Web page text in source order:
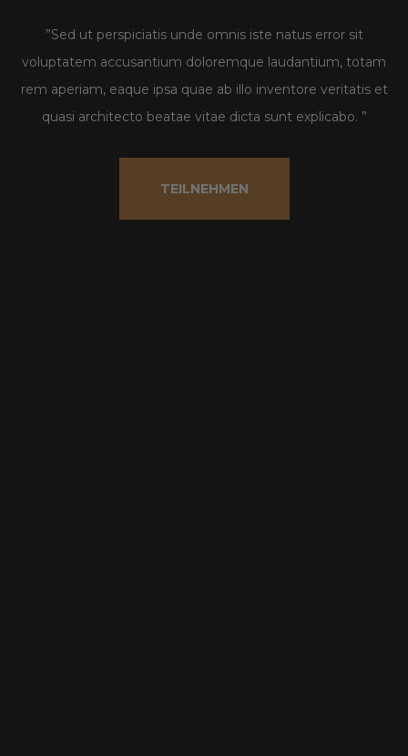
”Sed ut perspiciatis unde omnis iste natus error sit
voluptatem accusantium doloremque laudantium, totam
rem aperiam, eaque ipsa quae ab illo inventore veritatis et
quasi architecto beatae vitae dicta sunt explicabo. ”
TEILNEHMEN